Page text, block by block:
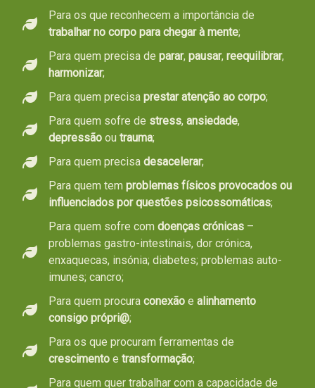
Para os que reconhecem a importância de
trabalhar no corpo para chegar à mente;
Para quem precisa de parar, pausar, reequilibrar,
harmonizar;
Para quem precisa prestar atenção ao corpo;
Para quem sofre de stress, ansiedade,
depressão ou trauma;
Para quem precisa desacelerar;
Para quem tem problemas físicos provocados ou
influenciados por questões psicossomáticas;
Para quem sofre com doenças crónicas –
problemas gastro-intestinais, dor crónica,
enxaquecas, insónia; diabetes; problemas auto-
imunes; cancro;
Para quem procura conexão e alinhamento
consigo própri@;
Para os que procuram ferramentas de
crescimento e transformação;
Para quem quer trabalhar com a capacidade de